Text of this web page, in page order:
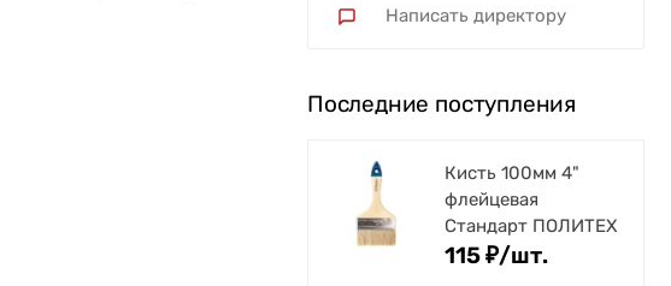
Написать директору
Последние поступления
Кисть 100мм 4"
флейцевая
Стандарт ПОЛИТЕХ
115₽/шт.